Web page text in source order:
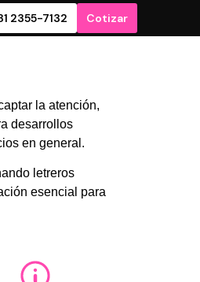
2355-7132 Cotizar
la atención,
desarrollos
en general.
letreros
esencial para